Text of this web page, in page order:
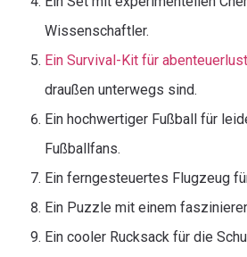
Wissenschaftler.
Ein Survival-Kit für
draußen unterwegs sind.
Ein hochwertiger Fußball für
Fußballfans.
Ein ferngesteuertes Flugzeug
Ein Puzzle mit einem
Ein cooler Rucksack für die